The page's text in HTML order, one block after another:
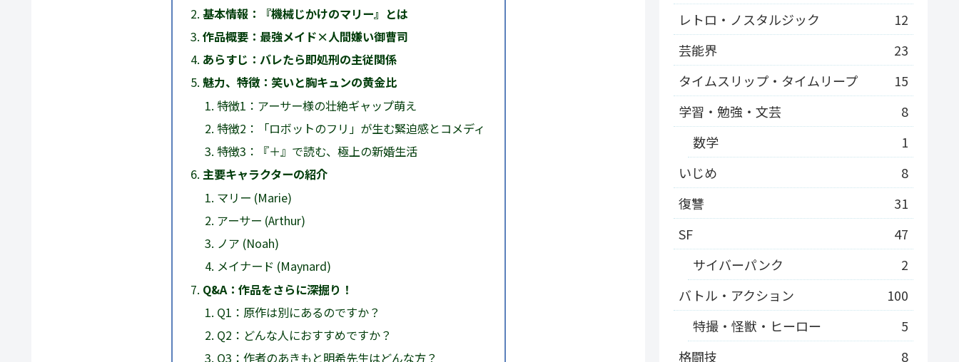
基本情報：『機械じかけのマリー』とは
作品概要：最強メイド×人間嫌い御曹司
あらすじ：バレたら即処刑の主従関係
魅力、特徴：笑いと胸キュンの黄金比
特徴1：アーサー様の壮絶ギャップ萌え
特徴2：「ロボットのフリ」が生む緊迫感とコメディ
特徴3：『＋』で読む、極上の新婚生活
主要キャラクターの紹介
マリー (Marie)
アーサー (Arthur)
ノア (Noah)
メイナード (Maynard)
Q&A：作品をさらに深掘り！
Q1：原作は別にあるのですか？
Q2：どんな人におすすめですか？
Q3：作者のあきもと明希先生はどんな方？
レトロ・ノスタルジック
12
芸能界
23
タイムスリップ・タイムリープ
15
学習・勉強・文芸
8
数学
1
いじめ
8
復讐
31
SF
47
サイバーパンク
2
バトル・アクション
100
特撮・怪獣・ヒーロー
5
格闘技
8